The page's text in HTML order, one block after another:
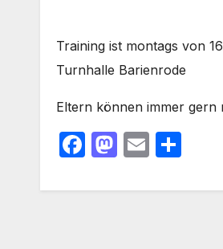
Training ist montags von
Turnhalle Barienrode
Eltern können immer gern
F
c
M
st
E
ail le